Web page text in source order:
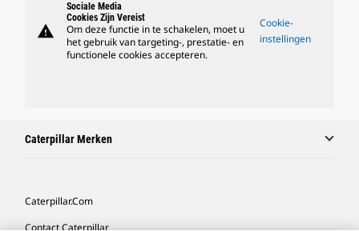
warning
Sociale Media
Cookies Zijn Vereist
Om deze functie in te schakelen, moet u
het gebruik van targeting-, prestatie- en
functionele cookies accepteren.
Cookie-
instellingen
Caterpillar Merken
Caterpillar.com
Contact Caterpillar